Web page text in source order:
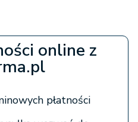
online z
płatności